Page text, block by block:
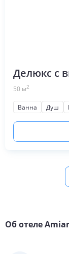
Делюкс с
50 м2
Ванна Душ
Об отеле